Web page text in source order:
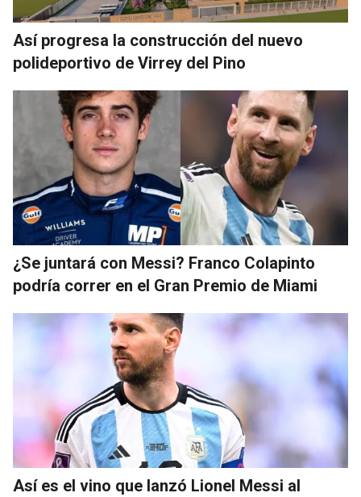
Así progresa la construcción del nuevo
polideportivo de Virrey del Pino
¿Se juntará con Messi? Franco Colapinto
podría correr en el Gran Premio de Miami
Así es el vino que lanzó Lionel Messi al